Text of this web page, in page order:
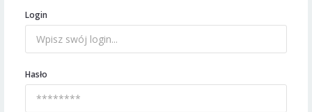
Login
Hasło